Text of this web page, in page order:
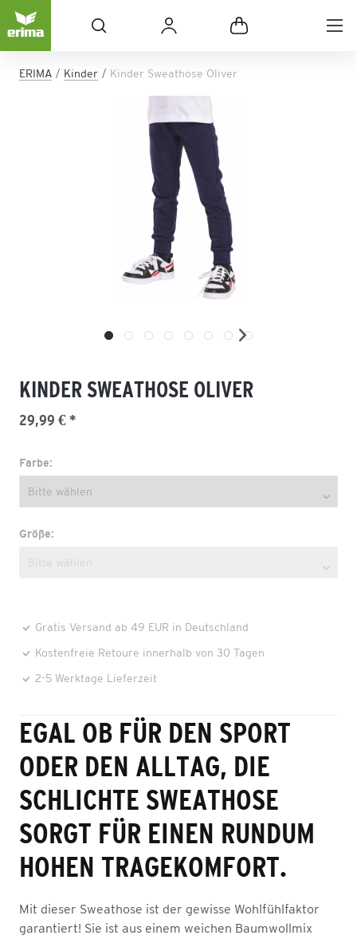
ERIMA Kinder Kinder Sweathose Oliver
KINDER SWEATHOSE OLIVER
29,99 € *
Farbe:
Größe:
Gratis Versand ab 49 EUR in Deutschland
Kostenfreie Retoure innerhalb von 30 Tagen
2-5 Werktage Lieferzeit
EGAL OB FÜR DEN SPORT
ODER DEN ALLTAG, DIE
SCHLICHTE SWEATHOSE
SORGT FÜR EINEN RUNDUM
HOHEN TRAGEKOMFORT.
Mit dieser Sweathose ist der gewisse Wohlfühlfaktor
garantiert! Sie ist aus einem weichen Baumwollmix